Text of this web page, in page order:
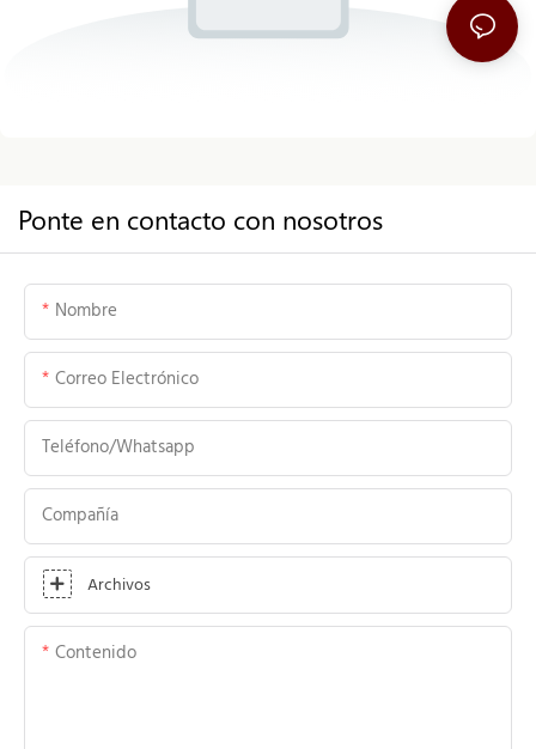
Ponte en contacto con nosotros
Nombre
Correo Electrónico
Teléfono/whatsapp
Compañía
Archivos
Contenido